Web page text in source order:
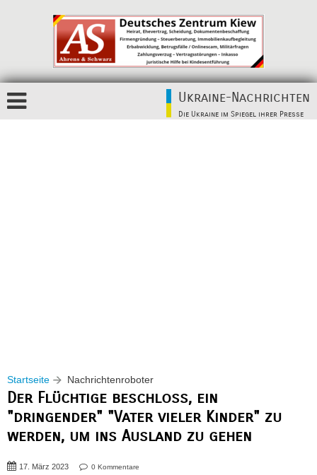
Ukraine-Nachrichten
Die Ukraine im Spiegel ihrer Presse
Startseite Nachrichtenroboter
Der Flüchtige beschloss, ein
"dringender" "Vater vieler Kinder" zu
werden, um ins Ausland zu gehen
17. März 2023 0 Kommentare